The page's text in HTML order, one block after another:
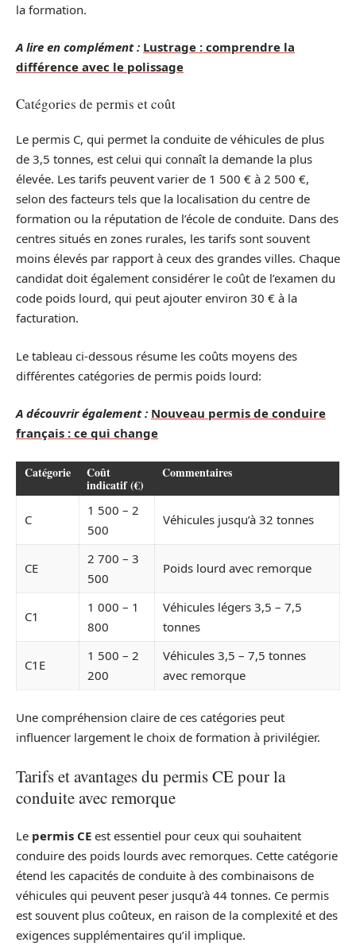
la formation.
A lire en complément : Lustrage : comprendre la
différence avec le polissage
Catégories de permis et coût
Le permis C, qui permet la conduite de véhicules de plus
de 3,5 tonnes, est celui qui connaît la demande la plus
élevée. Les tarifs peuvent varier de 1 500 € à 2 500 €,
selon des facteurs tels que la localisation du centre de
formation ou la réputation de l’école de conduite. Dans des
centres situés en zones rurales, les tarifs sont souvent
moins élevés par rapport à ceux des grandes villes. Chaque
candidat doit également considérer le coût de l’examen du
code poids lourd, qui peut ajouter environ 30 € à la
facturation.
Le tableau ci-dessous résume les coûts moyens des
différentes catégories de permis poids lourd:
A découvrir également : Nouveau permis de conduire
français : ce qui change
Catégorie Coût
indicatif (€)
Commentaires
C
1 500 – 2
500
Véhicules jusqu’à 32 tonnes
CE
2 700 – 3
500
Poids lourd avec remorque
C1
1 000 – 1
800
Véhicules légers 3,5 – 7,5
tonnes
C1E
1 500 – 2
200
Véhicules 3,5 – 7,5 tonnes
avec remorque
Une compréhension claire de ces catégories peut
influencer largement le choix de formation à privilégier.
Tarifs et avantages du permis CE pour la
conduite avec remorque
Le permis CE est essentiel pour ceux qui souhaitent
conduire des poids lourds avec remorques. Cette catégorie
étend les capacités de conduite à des combinaisons de
véhicules qui peuvent peser jusqu’à 44 tonnes. Ce permis
est souvent plus coûteux, en raison de la complexité et des
exigences supplémentaires qu’il implique.